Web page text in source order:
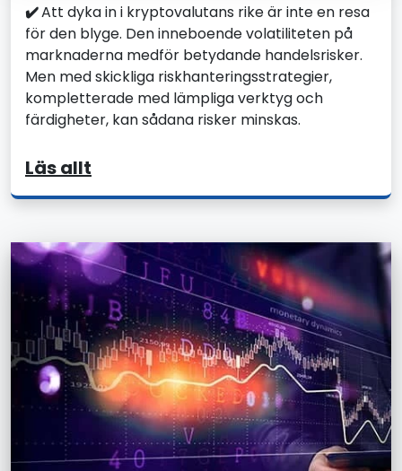
✔️Att dyka in i kryptovalutans rike är inte en resa
för den blyge. Den inneboende volatiliteten på
marknaderna medför betydande handelsrisker.
Men med skickliga riskhanteringsstrategier,
kompletterade med lämpliga verktyg och
färdigheter, kan sådana risker minskas.
Läs allt